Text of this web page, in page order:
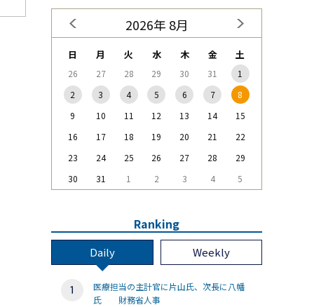
2026年 8月
日 月 火 水 木 金 土
26 27 28 29 30 31
1
2
3 4 5 6 7
8
9
10 11 12 13 14
15
16
17 18 19 20 21
22
23
24 25 26 27 28
29
30
31 1 2 3 4 5
Ranking
Daily Weekly
医療担当の主計官に片山氏、次長に八幡
氏 財務省人事